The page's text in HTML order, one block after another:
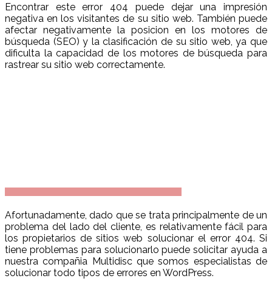
Encontrar este error 404 puede dejar una impresión
negativa en los visitantes de su sitio web. También puede
afectar negativamente la posicion en los motores de
búsqueda (SEO) y la clasificación de su sitio web, ya que
dificulta la capacidad de los motores de búsqueda para
rastrear su sitio web correctamente.
Afortunadamente, dado que se trata principalmente de un
problema del lado del cliente, es relativamente fácil para
los propietarios de sitios web solucionar el error 404. Si
tiene problemas para solucionarlo puede solicitar ayuda a
nuestra compañia Multidisc que somos especialistas de
solucionar todo tipos de errores en WordPress.